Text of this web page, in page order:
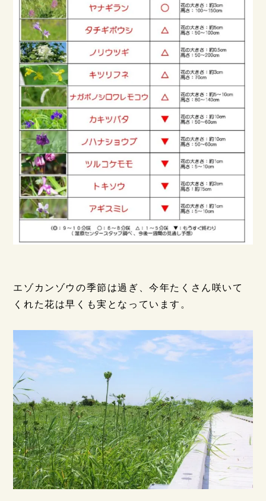
エゾカンゾウの季節は過ぎ、今年たくさん咲いて
くれた花は早くも実となっています。